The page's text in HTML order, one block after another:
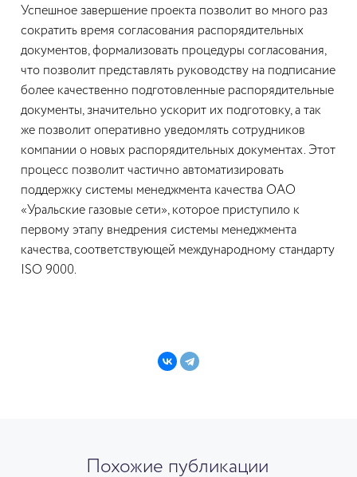
Успешное завершение проекта позволит во много раз
сократить время согласования распорядительных
документов, формализовать процедуры согласования,
что позволит представлять руководству на подписание
более качественно подготовленные распорядительные
документы, значительно ускорит их подготовку, а так
же позволит оперативно уведомлять сотрудников
компании о новых распорядительных документах. Этот
процесс позволит частично автоматизировать
поддержку системы менеджмента качества ОАО
«Уральские газовые сети», которое приступило к
первому этапу внедрения системы менеджмента
качества, соответствующей международному стандарту
ISO 9000.
Похожие публикации